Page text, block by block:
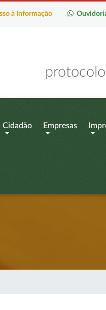
à Informação
Cidadão Empresas